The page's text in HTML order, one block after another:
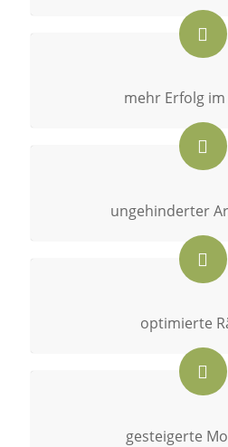
mehr Erfolg
ungehinderter
optimierte
gesteigerte